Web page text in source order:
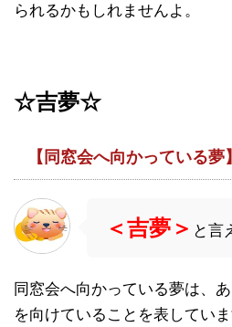
られるかもしれませんよ。
☆吉夢☆
【同窓会へ向かっている夢】
＜吉夢＞ と言
同窓会へ向かっている夢は、
を向けていることを表していま